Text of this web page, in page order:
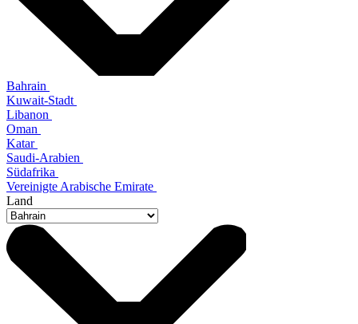
Bahrain
Kuwait-Stadt
Libanon
Oman
Katar
Saudi-Arabien
Südafrika
Vereinigte Arabische Emirate
Land